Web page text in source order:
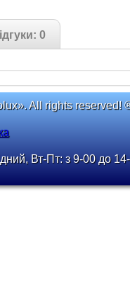
0
All rights reserved!
Вт-Пт: з 9-00 до